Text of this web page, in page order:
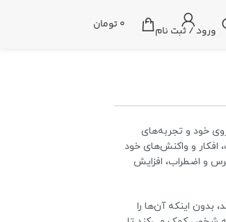
ورود / ثبت نام 0تومان
خود و تجربه‌های
افکار و واکنش‌های خود
و اضطراب، افزایش
اینکه آن‌ها را